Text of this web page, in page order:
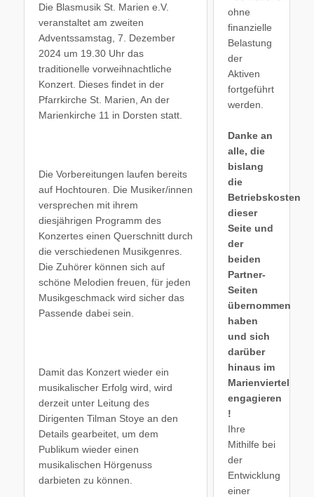
Die Blasmusik St. Marien e.V.
veranstaltet am zweiten
Adventssamstag, 7. Dezember
2024 um 19.30 Uhr das
traditionelle vorweihnachtliche
Konzert. Dieses findet in der
Pfarrkirche St. Marien, An der
Marienkirche 11 in Dorsten statt.
Die Vorbereitungen laufen bereits
auf Hochtouren. Die Musiker/innen
versprechen mit ihrem
diesjährigen Programm des
Konzertes einen Querschnitt durch
die verschiedenen Musikgenres.
Die Zuhörer können sich auf
schöne Melodien freuen, für jeden
Musikgeschmack wird sicher das
Passende dabei sein.
Damit das Konzert wieder ein
musikalischer Erfolg wird, wird
derzeit unter Leitung des
Dirigenten Tilman Stoye an den
Details gearbeitet, um dem
Publikum wieder einen
musikalischen Hörgenuss
darbieten zu können.
ohne
finanzielle
Belastung
der
Aktiven
fortgeführt
werden.
Danke an
alle, die
bislang
die
Betriebskosten
dieser
Seite und
der
beiden
Partner-
Seiten
übernommen
haben
und sich
darüber
hinaus im
Marienviertel
engagieren
!
Ihre
Mithilfe bei
der
Entwicklung
einer